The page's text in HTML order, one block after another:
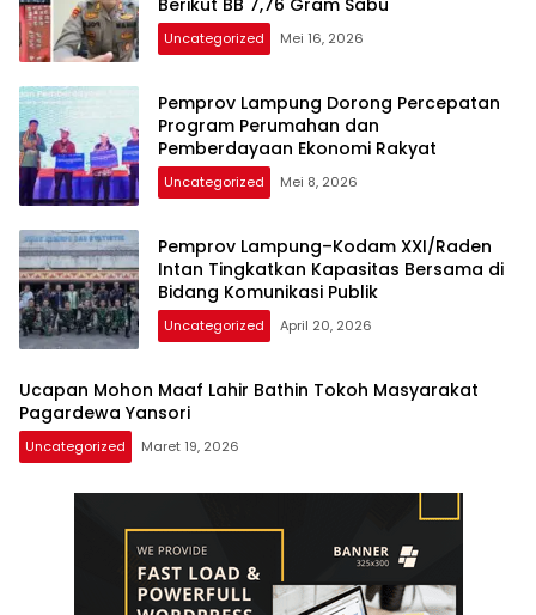
Berikut BB 7,76 Gram Sabu
Uncategorized Mei 16, 2026
Pemprov Lampung Dorong Percepatan
Program Perumahan dan
Pemberdayaan Ekonomi Rakyat
Uncategorized Mei 8, 2026
Pemprov Lampung–Kodam XXI/Raden
Intan Tingkatkan Kapasitas Bersama di
Bidang Komunikasi Publik
Uncategorized April 20, 2026
Ucapan Mohon Maaf Lahir Bathin Tokoh Masyarakat
Pagardewa Yansori
Uncategorized Maret 19, 2026